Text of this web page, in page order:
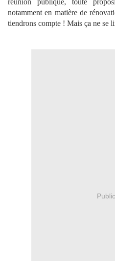
réunion publique, toute
notamment en matière de
tiendrons compte ! Mais ça ne se